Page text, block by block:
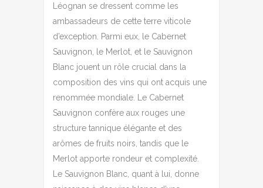
Léognan se dressent comme les
ambassadeurs de cette terre viticole
d’exception. Parmi eux, le Cabernet
Sauvignon, le Merlot, et le Sauvignon
Blanc jouent un rôle crucial dans la
composition des vins qui ont acquis une
renommée mondiale. Le Cabernet
Sauvignon confère aux rouges une
structure tannique élégante et des
arômes de fruits noirs, tandis que le
Merlot apporte rondeur et complexité.
Le Sauvignon Blanc, quant à lui, donne